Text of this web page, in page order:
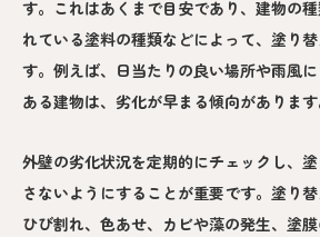
す。これはあくまで目安であり、建物の
れている塗料の種類などによって、塗り
す。例えば、日当たりの良い場所や雨風
ある建物は、劣化が早まる傾向があります
外壁の劣化状況を定期的にチェックし、
さないようにすることが重要です。塗り替
ひび割れ、色あせ、カビや藻の発生、塗